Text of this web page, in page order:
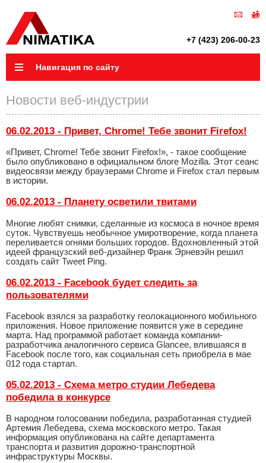
+7 (423) 206-00-23
Навигация по сайту
Новости веб-индустрии
06.02.2013 - Привет, Chrome! Тебе звонит Firefox!
«Привет, Chrome! Тебе звонит Firefox!», - такое сообщение
было опубликовано в официальном блоге Mozilla. Этот сеанс
видеосвязи между браузерами Chrome и Firefox стал первым
в истории.
06.02.2013 - Планету осветили твитами
Многие любят снимки, сделанные из космоса в ночное время
суток. Чувствуешь необычное умиротворение, когда планета
переливается огнями больших городов. Вдохновленный этой
идеей французский веб-дизайнер Франк Эрневэйн решил
создать сайт Tweet Ping.
06.02.2013 - Facebook будет следить за
пользователями
Facebook взялся за разработку геолокационного мобильного
приложения. Новое приложение появится уже в середине
марта. Над программой работает команда компании-
разработчика аналогичного сервиса Glancee, влившаяся в
Facebook после того, как социальная сеть приобрела в мае
012 года стартап.
05.02.2013 - Схема метро студии Лебедева
победила в конкурсе
В народном голосовании победила, разработанная студией
Артемия Лебедева, схема московского метро. Такая
информация опубликована на сайте департамента
транспорта и развития дорожно-транспортной
инфраструктуры Москвы.